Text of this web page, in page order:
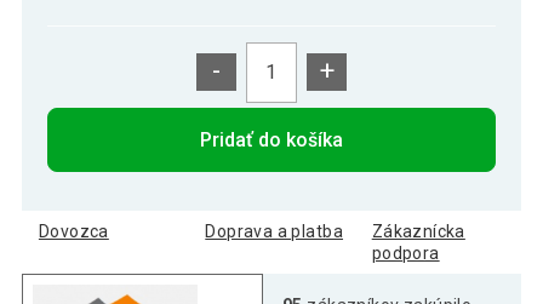
- +
Pridať do košíka
Dovozca Doprava a platba
Zákaznícka
podpora